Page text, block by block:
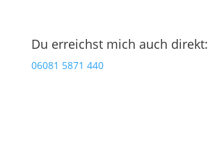
Du erreichst mich auch direkt:
06081 5871 440